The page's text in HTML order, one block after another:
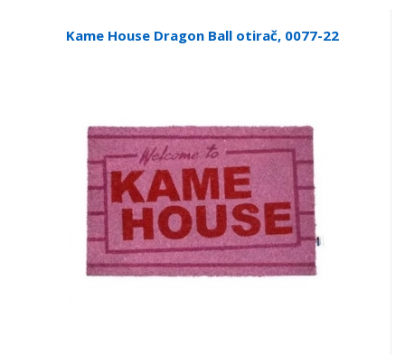
Kame House Dragon Ball otirač, 0077-22